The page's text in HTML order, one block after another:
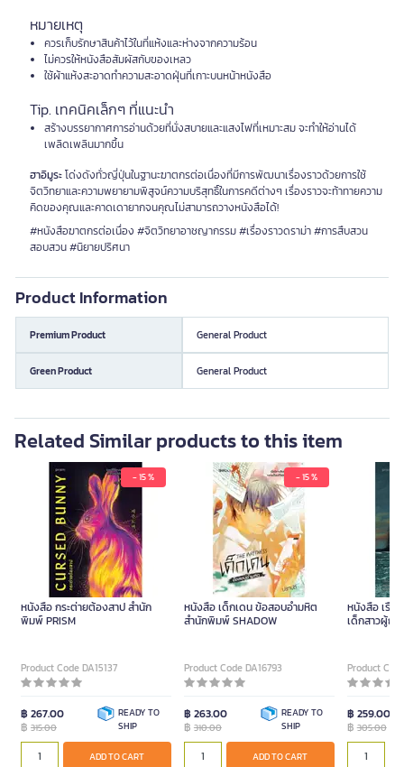
หมายเหตุ
ควรเก็บรักษาสินค้าไว้ในที่แห้งและห่างจากความร้อน
ไม่ควรให้หนังสือสัมผัสกับของเหลว
ใช้ผ้าแห้งสะอาดทำความสะอาดฝุ่นที่เกาะบนหน้าหนังสือ
Tip. เทคนิคเล็กๆ ที่แนะนำ
สร้างบรรยากาศการอ่านด้วยที่นั่งสบายและแสงไฟที่เหมาะสม จะทำให้อ่านได้
เพลิดเพลินมากขึ้น
ฮาอิมูระโด่งดังทั่วญี่ปุ่นในฐานะฆาตกรต่อเนื่องที่มีการพัฒนาเรื่องราวด้วยการใช้
จิตวิทยาและความพยายามพิสูจน์ความบริสุทธิ์ในการคดีต่างๆ เรื่องราวจะท้าทายความ
คิดของคุณและคาดเดายากจนคุณไม่สามารถวางหนังสือได้!
#หนังสือฆาตกรต่อเนื่อง #จิตวิทยาอาชญากรรม #เรื่องราวดราม่า #การสืบสวน
สอบสวน #นิยายปริศนา
Product Information
Premium Product General Product
Green Product General Product
Related Similar products to this item
- 15 %
หนังสือ กระต่ายต้องสาป สำนัก
พิมพ์ PRISM
Product Code DA15137
฿ 267.00
฿ 315.00
READY TO
SHIP
ADD TO CART
- 15 %
หนังสือ เด็กเดน ข้อสอบอํามหิต
สำนักพิมพ์ SHADOW
Product Code DA16793
฿ 263.00
฿ 310.00
READY TO
SHIP
ADD TO CART
หนังสือ เรื่อ
เด็กสาวผู้ถอ
Product
฿ 259.00
฿305.00